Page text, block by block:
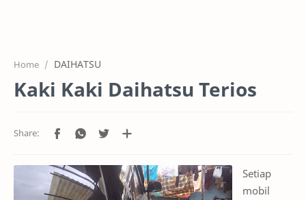
PROJEK
SERVICE
Home DAIHATSU
Kaki Kaki Daihatsu Terios
Setiap
mobil